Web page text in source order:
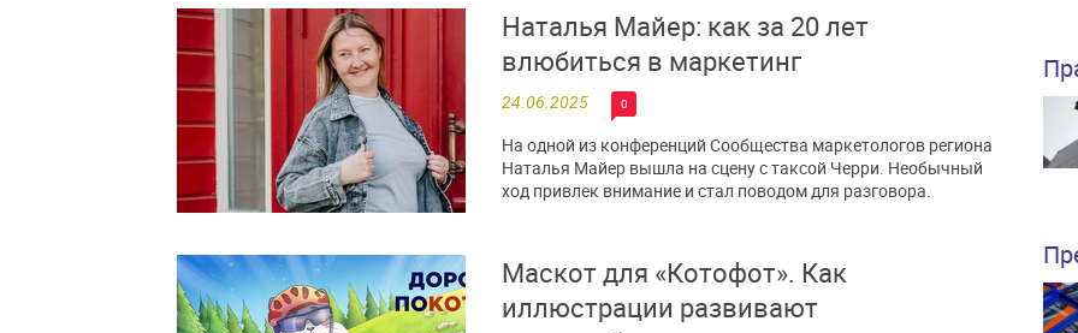
Наталья Майер: как за 20 лет
влюбиться в маркетинг
24.06.2025 0
На одной из конференций Сообщества маркетологов региона
Наталья Майер вышла на сцену с таксой Черри. Необычный
ход привлек внимание и стал поводом для разговора.
Маскот для «Котофот». Как
иллюстрации развивают